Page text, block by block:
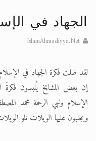
تعميم
اقرأ
الجهاد في
IslamAhmadiyya.Net
لقد ظلت فكرة الجهاد في
إن بعض المشايخ يُلبسون فكرةَ
الإسلام ونبي الرحمة محمد
ويجلبون عليها الويلات تلو